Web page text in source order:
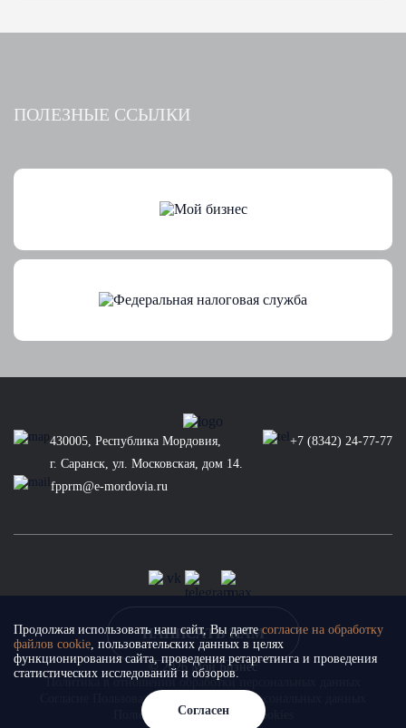
Продолжая использовать наш сайт, Вы даетесогласие на обработку
файлов cookie, пользовательских данных в целях
функционирования сайта, проведения ретаргетинга и проведения
статистических исследований и обзоров.
Согласен
ПОЛЕЗНЫЕ ССЫЛКИ
430005, Республика Мордовия,
г. Саранск, ул. Московская, дом 14.
+7 (8342) 24-77-77
fpprm@e-mordovia.ru
© 2026 Мой Бизнес
Политика в отношении обработки персональных данных
Согласие Пользователя на обработку персональных данных
Политика использования cookies
НАПИСАТЬ НАМ